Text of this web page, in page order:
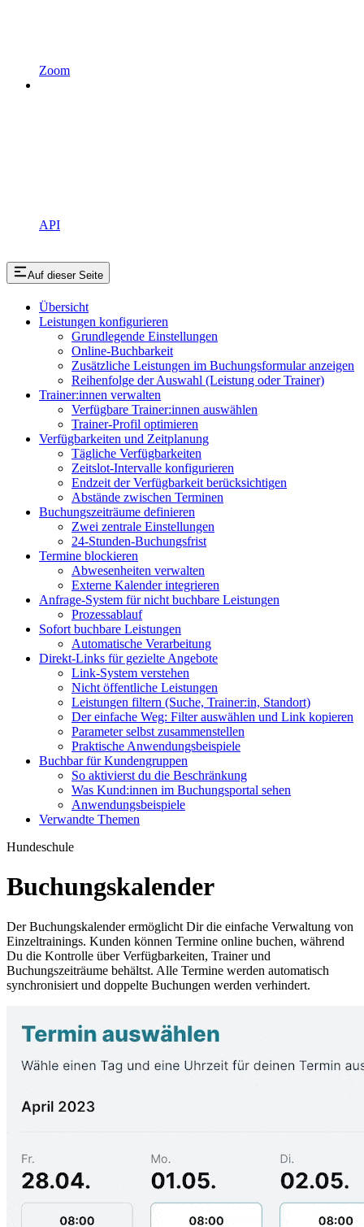
Zoom
API
Auf dieser Seite
Übersicht
Leistungen konfigurieren
Grundlegende Einstellungen
Online-Buchbarkeit
Zusätzliche Leistungen im Buchungsformular anzeigen
Reihenfolge der Auswahl (Leistung oder Trainer)
Trainer:innen verwalten
Verfügbare Trainer:innen auswählen
Trainer-Profil optimieren
Verfügbarkeiten und Zeitplanung
Tägliche Verfügbarkeiten
Zeitslot-Intervalle konfigurieren
Endzeit der Verfügbarkeit berücksichtigen
Abstände zwischen Terminen
Buchungszeiträume definieren
Zwei zentrale Einstellungen
24-Stunden-Buchungsfrist
Termine blockieren
Abwesenheiten verwalten
Externe Kalender integrieren
Anfrage-System für nicht buchbare Leistungen
Prozessablauf
Sofort buchbare Leistungen
Automatische Verarbeitung
Direkt-Links für gezielte Angebote
Link-System verstehen
Nicht öffentliche Leistungen
Leistungen filtern (Suche, Trainer:in, Standort)
Der einfache Weg: Filter auswählen und Link kopieren
Parameter selbst zusammenstellen
Praktische Anwendungsbeispiele
Buchbar für Kundengruppen
So aktivierst du die Beschränkung
Was Kund:innen im Buchungsportal sehen
Anwendungsbeispiele
Verwandte Themen
Hundeschule
Buchungskalender
Der Buchungskalender ermöglicht Dir die einfache Verwaltung von
Einzeltrainings. Kunden können Termine online buchen, während
Du die Kontrolle über Verfügbarkeiten, Trainer und
Buchungszeiträume behältst. Alle Termine werden automatisch
synchronisiert und doppelte Buchungen werden verhindert.